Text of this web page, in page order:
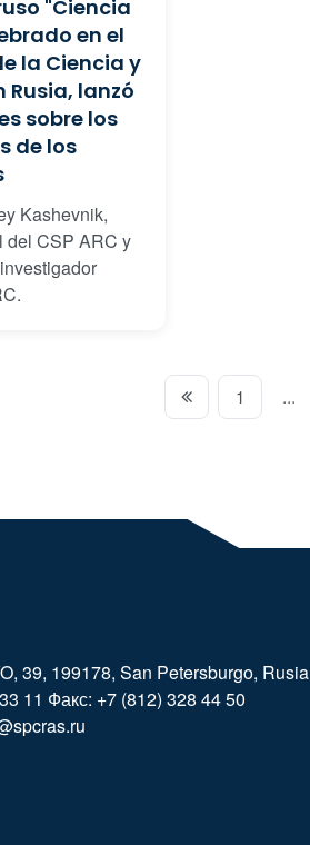
"Ciencia
en el
la Ciencia y
Rusia, lanzó
sobre los
de los
Kashevnik,
del CSP ARC y
1 ...
39, 199178, San Petersburgo, Rusia
11 Факс: +7 (812) 328 44 50